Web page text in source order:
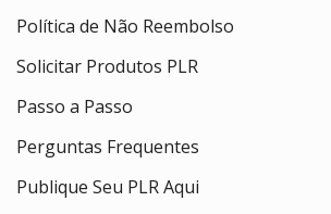
Política de Não Reembolso
Solicitar Produtos PLR
Passo a Passo
Perguntas Frequentes
Publique Seu PLR Aqui